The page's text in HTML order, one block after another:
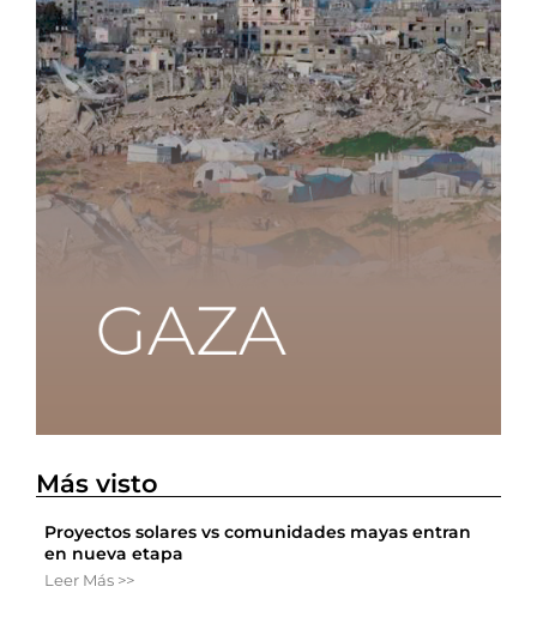
Más visto
Proyectos solares vs comunidades mayas entran
en nueva etapa
Leer Más >>